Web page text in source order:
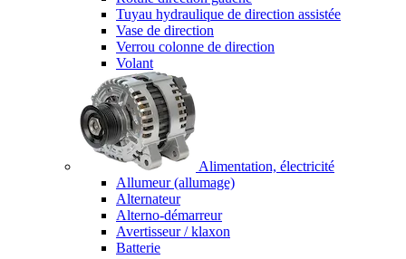
Tuyau hydraulique de direction assistée
Vase de direction
Verrou colonne de direction
Volant
Alimentation, électricité
Allumeur (allumage)
Alternateur
Alterno-démarreur
Avertisseur / klaxon
Batterie